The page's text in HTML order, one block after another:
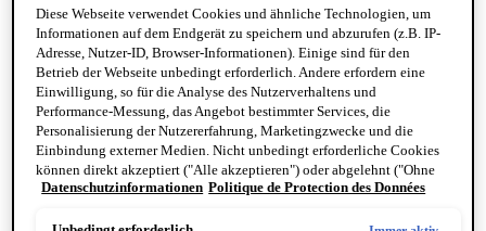
Inhaltsstoffe
Vitamin C
Retinoid
Panthenol
Antioxidantien
Zaubernuss
Diese Webseite verwendet Cookies und ähnliche Technologien, um
Informationen auf dem Endgerät zu speichern und abzurufen (z.B. IP-
Adresse, Nutzer-ID, Browser-Informationen). Einige sind für den
Betrieb der Webseite unbedingt erforderlich. Andere erfordern eine
Einwilligung, so für die Analyse des Nutzerverhaltens und
Performance-Messung, das Angebot bestimmter Services, die
Personalisierung der Nutzererfahrung, Marketingzwecke und die
Einbindung externer Medien. Nicht unbedingt erforderliche Cookies
können direkt akzeptiert ("Alle akzeptieren") oder abgelehnt ("Ohne
Einwilligung fortfahren") werden. Individuelle Anpassungen der
Datenschutzinformationen Politique de Protection des Données